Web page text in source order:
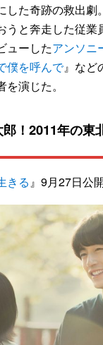
した奇跡の救出劇
うと奔走した従業
ューしたアンソニ
僕を呼んで』など
演じた。
！2011年の東
きる』9月27日公